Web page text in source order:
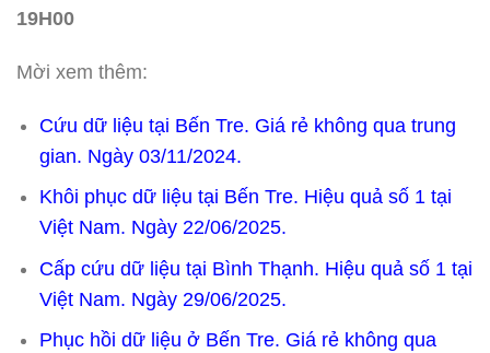
19H00
Mời xem thêm:
Cứu dữ liệu tại Bến Tre. Giá rẻ không qua trung
gian. Ngày 03/11/2024.
Khôi phục dữ liệu tại Bến Tre. Hiệu quả số 1 tại
Việt Nam. Ngày 22/06/2025.
Cấp cứu dữ liệu tại Bình Thạnh. Hiệu quả số 1 tại
Việt Nam. Ngày 29/06/2025.
Phục hồi dữ liệu ở Bến Tre. Giá rẻ không qua